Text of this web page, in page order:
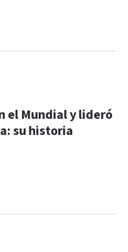
el Mundial y lideró
su historia